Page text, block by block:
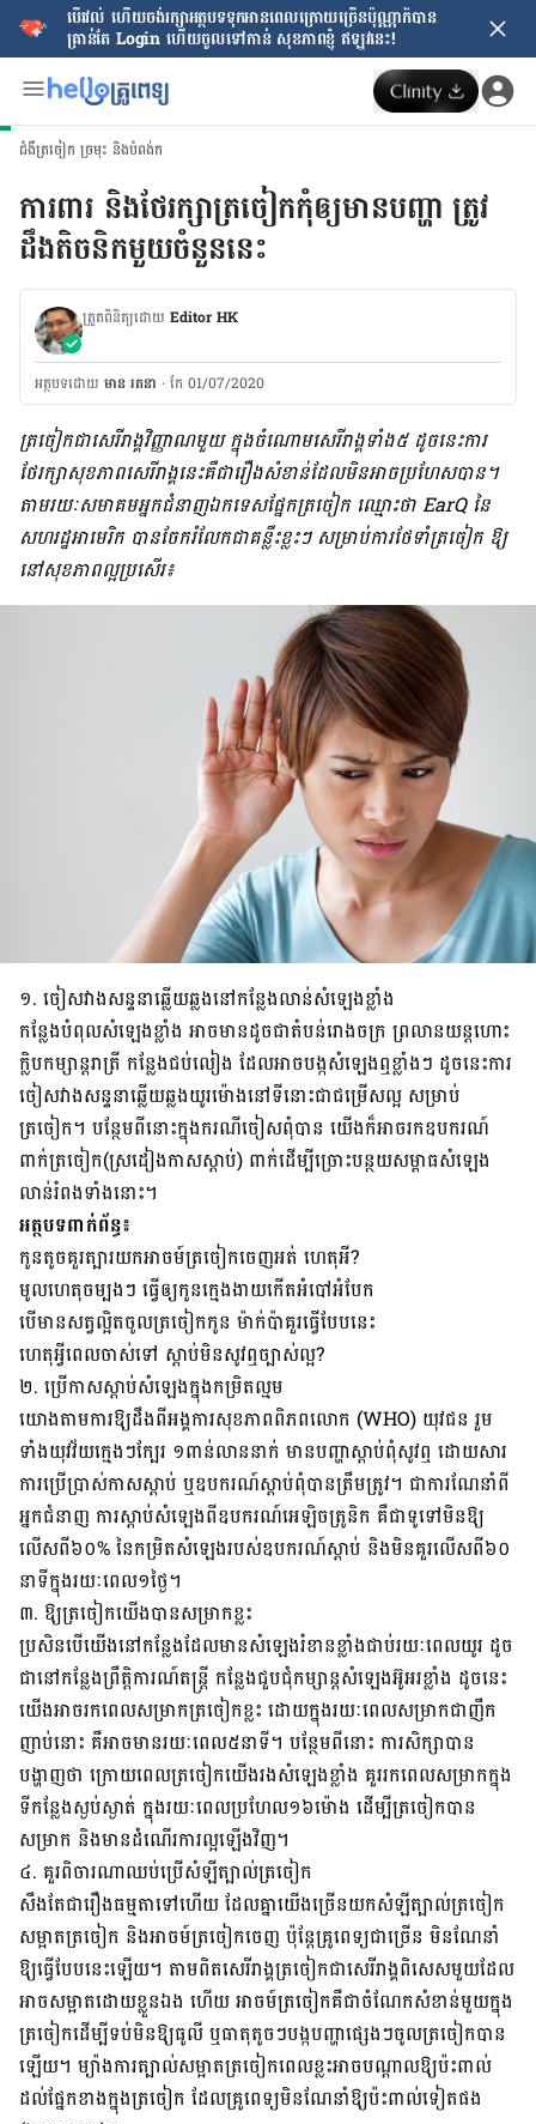
បើរវល់ ហើយចង់​រក្សាអត្ថបទទុកអានពេលក្រោយ​ច្រើនប៉ុណ្ណាក៏បាន
គ្រាន់តែ​ Login ហើយចូលទៅកាន់ សុខភាពខ្ញុំ ឥឡូវនេះ!
ជំងឺត្រចៀក ច្រមុះ និងបំពង់ក
ការពារ និងថែរក្សាត្រចៀកកុំឲ្យមានបញ្ហា ត្រូវ
ដឹង​តិចនិកមួយចំនួននេះ
ត្រួតពិនិត្យដោយ Editor HK
អត្ថបទ​ដោយ មាន រតនា ·កែ 01/07/2020
ត្រចៀក​ជា​សេរីរាង្គ​​វិញ្ញាណ​មួយ​ ក្នុង​ចំណោម​សេរីរាង្គ​ទាំង​៥ ដូច​នេះ​ការ​
ថែរក្សា​សុខភាព​​សេរីរាង្គ​នេះគឺ​ជា​រឿង​សំខាន់​​​ដែល​មិន​អាច​ប្រហែស​បាន​។
តាម​រយៈ​សមាគម​អ្នកជំនាញ​ឯក​ទេស​​ផ្នែក​ត្រចៀក​ ឈ្មោះ​ថា EarQ នៃ​
សហរដ្ឋអាមេរិក​ បាន​ចែក​រំលែក​ជា​គន្លឹះ​ខ្លះ​ៗ សម្រាប់​ការ​ថែ​ទាំ​ត្រចៀក ឱ្យ​
នៅ​សុខភាព​ល្អ​​​ប្រសើរ​៖
១. ចៀស​វាង​​សន្ទនា​ឆ្លើយ​ឆ្លង​នៅ​កន្លែង​​​លាន់​សំឡេង​ខ្លាំង​
កន្លែង​បំពុល​សំឡេង​ខ្លាំង​ អាច​មាន​ដូច​ជា​តំបន់​រោង​ចក្រ ព្រលាន​យន្ត​ហោះ
ក្លិប​​កម្សាន្ត​រាត្រី កន្លែង​ជប់​លៀង ដែល​អាច​បង្ក​សំឡេង​ឮ​ខ្លាំង​ៗ ដូច​នេះ​​ការ​
ចៀស​វាង​សន្ទនា​ឆ្លើយ​ឆ្លង​​​យូរ​ម៉ោង​នៅ​ទី​នោះ​ជា​ជម្រើស​ល្អ សម្រាប់​
ត្រចៀក។ បន្ថែម​ពី​​នោះ​ក្នុង​ករណី​ចៀស​ពុំ​បាន យើង​ក៏​អាច​រក​​ឧបករណ៍​
ពាក់​ត្រចៀក​(ស្រដៀង​កាស​ស្តាប់) ពាក់​ដើម្បី​ច្រោះ​បន្ថយ​សម្ពាធ​សំឡេង​
លាន់​រំពង​ទាំង​នោះ​។
អត្ថបទពាក់ព័ន្ធ៖
កូនតូចគួរត្បារយកអាចម៍ត្រចៀកចេញអត់ ហេតុអី?
មូលហេតុចម្បងៗ ធ្វើឲ្យកូនក្មេងងាយកើតអំបៅអំបែក
បើមានសត្វល្អិតចូលត្រចៀកកូន ម៉ាក់ប៉ាគួរធ្វើបែបនេះ
ហេតុអ្វីពេលចាស់ទៅ ស្ដាប់មិនសូវឮច្បាស់ល្អ?
២. ប្រើ​​​​កាស​​ស្តាប់​​​សំឡេង​ក្នុង​កម្រិត​ល្មម
យោង​តាម​ការ​ឱ្យ​ដឹង​ពី​អង្គការ​សុខភាព​ពិភព​លោក (WHO) យុវជន រួម​
ទាំង​​យុវវ័យ​ក្មេង​ៗ​​​ក្បែរ ១ពាន់លាន​​នាក់ មាន​បញ្ហា​ស្តាប់​ពុំ​​សូវ​ឮ​ ដោយ​សារ​
ការ​ប្រើ​ប្រាស់​កាស​ស្តាប់ ឬ​ឧបករណ៍​​ស្តាប់​ពុំ​បាន​ត្រឹម​ត្រូវ​។ ជា​ការ​ណែ​នាំ​ពី​
អ្នក​ជំនាញ ការ​ស្តាប់​សំឡេង​ពី​​ឧបករណ៍​អេឡិច​ត្រូនិក​ គឺ​ជា​ទូ​ទៅ​មិន​ឱ្យ​
លើស​ពី​៦០​% នៃ​​កម្រិត​សំឡេង​របស់​​ឧបករណ៍​ស្តាប់​ និង​មិន​គួរ​លើស​ពី​៦០​
នាទី​​ក្នុង​​រយៈ​ពេល​១​ថ្ងៃ​។
៣. ឱ្យ​ត្រចៀក​យើង​បាន​សម្រាក​ខ្លះ​
ប្រសិន​បើ​យើង​នៅ​កន្លែង​ដែល​មាន​សំឡេង​រំខាន​ខ្លាំង​​ជាប់​រយៈ​ពេល​យូរ ដូច​
ជា​នៅ​កន្លែង​ព្រឹត្តិការណ៍​​តន្រ្តី កន្លែង​ជួប​ជុំ​​កម្សាន្ត​​សំឡេង​អ៊ូ​អរ​ខ្លាំង ដូច​នេះ
យើង​​អាច​រក​ពេល​សម្រាក​​​ត្រចៀក​ខ្លះ ដោយ​ក្នុង​​រយៈ​​ពេល​សម្រាក​ជា​ញឹក​
ញាប់​នោះ គឺ​​​អាច​មាន​រយៈ​ពេល​៥​នាទី។ បន្ថែម​ពី​នោះ ការ​សិក្សា​បាន​
បង្ហាញ​ថា ក្រោយ​ពេល​ត្រចៀកយើងរងសំឡេង​ខ្លាំង គួរ​រក​ពេល​សម្រាក​ក្នុង​
ទី​កន្លែង​​ស្ងប់​ស្ងាត់ ក្នុង​រយៈ​ពេល​​​ប្រហែល​១៦​ម៉ោង ដើម្បី​ត្រចៀក​បាន​
សម្រាក​ និង​​​មាន​ដំណើរ​ការ​ល្អ​ឡើង​វិញ។
៤. គួរ​ពិចារណា​ឈប់​ប្រើសំឡី​ត្បាល់​ត្រចៀក
សឹង​តែ​ជា​រឿង​ធម្មតា​ទៅ​ហើយ ដែល​​​​​គ្នា​យើង​ច្រើន​យក​សំឡី​​ត្បាល់​ត្រចៀក
សម្អាត​ត្រចៀក និង​អាចម៍​ត្រចៀក​ចេញ​ ប៉ុន្តែ​​គ្រូ​ពេទ្យ​ជា​ច្រើន​ ​មិន​​ណែ​នាំ​
ឱ្យ​ធ្វើ​បែប​នេះ​ឡើយ។ តាម​ពិត​សេរីរាង្គ​ត្រចៀក​​​​ជា​សេរីរាង្គ​ពិសេស​មួយ​​ដែល​
អាច​សម្អាត​ដោយ​ខ្លួន​​ឯង ហើយ​​ អាចម៍​​ត្រចៀក​គឺ​ជា​ចំណែក​សំខាន់​មួយ​ក្នុង​
ត្រចៀក​ដើម្បី​ទប់​មិន​ឱ្យ​ធូលី ឬ​​ធាតុ​តូច​ៗ​បង្ក​​បញ្ហា​ផ្សេង​ៗ​ចូល​ត្រចៀក​បាន​
ឡើយ​។ ម្យ៉ាង​ការ​ត្បាល់​សម្អាត​ត្រចៀក​ពេល​ខ្លះ​អាច​បណ្តាល​ឱ្យ​ប៉ះ​ពាល់​
ដល់ផ្នែក​ខាង​ក្នុង​ត្រចៀក​ ដែល​គ្រូពេទ្យ​មិន​ណែ​នាំ​ឱ្យ​ប៉ះ​ពាល់​ទៀត​ផង